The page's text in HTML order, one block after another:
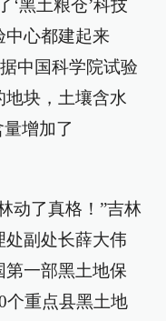
‘黑土粮仓’科技
中心都建起来
中国科学院试验
地块，土壤含水
增加了
动了真格！”吉林
副处长薛大伟
第一部黑土地保
个重点县黑土地